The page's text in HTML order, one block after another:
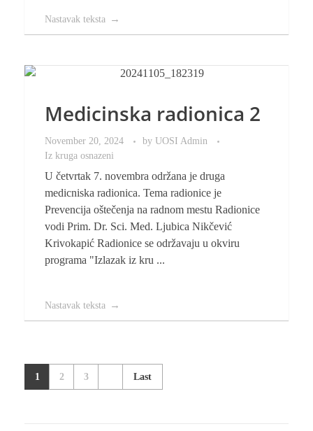
Nastavak teksta
Medicinska radionica 2
November 20, 2024 by UOSI Admin
Iz kruga osnazeni
U četvrtak 7. novembra održana je druga
medicniska radionica. Tema radionice je
Prevencija oštečenja na radnom mestu Radionice
vodi Prim. Dr. Sci. Med. Ljubica Nikčević
Krivokapić Radionice se održavaju u okviru
programa "Izlazak iz kru ...
Nastavak teksta
1 2 3 Last